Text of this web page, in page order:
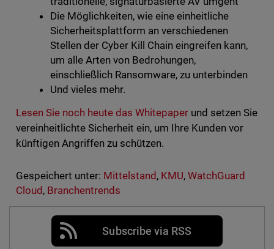
Die Möglichkeiten, wie eine einheitliche
Sicherheitsplattform an verschiedenen
Stellen der Cyber Kill Chain eingreifen kann,
um alle Arten von Bedrohungen,
einschließlich Ransomware, zu unterbinden
Und vieles mehr.
Lesen Sie noch heute das Whitepaper und setzen Sie
vereinheitlichte Sicherheit ein, um Ihre Kunden vor
künftigen Angriffen zu schützen.
Gespeichert unter: Mittelstand, KMU,WatchGuard
Cloud, Branchentrends
Subscribe via RSS